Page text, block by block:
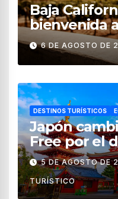
Baja
bienvenida
vendimia
6 DE AGOSTO DE
DESTINOS TURÍSTICOS
Japón
Free por el
impuestos
de 2026
5 DE AGOSTO DE
TURÍSTICO